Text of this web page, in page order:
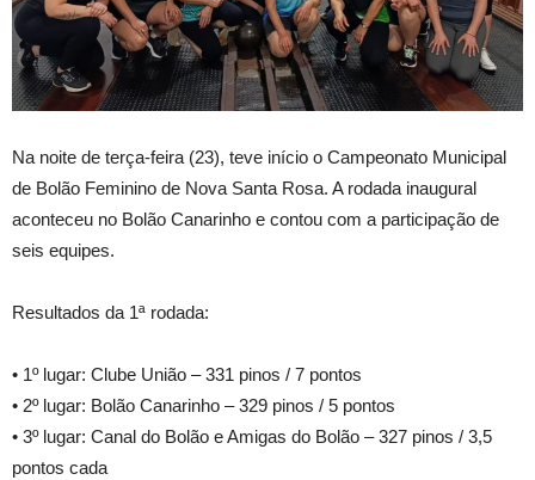
Na noite de terça-feira (23), teve início o Campeonato Municipal
de Bolão Feminino de Nova Santa Rosa. A rodada inaugural
aconteceu no Bolão Canarinho e contou com a participação de
seis equipes.
Resultados da 1ª rodada:
• 1º lugar: Clube União – 331 pinos / 7 pontos
• 2º lugar: Bolão Canarinho – 329 pinos / 5 pontos
• 3º lugar: Canal do Bolão e Amigas do Bolão – 327 pinos / 3,5
pontos cada